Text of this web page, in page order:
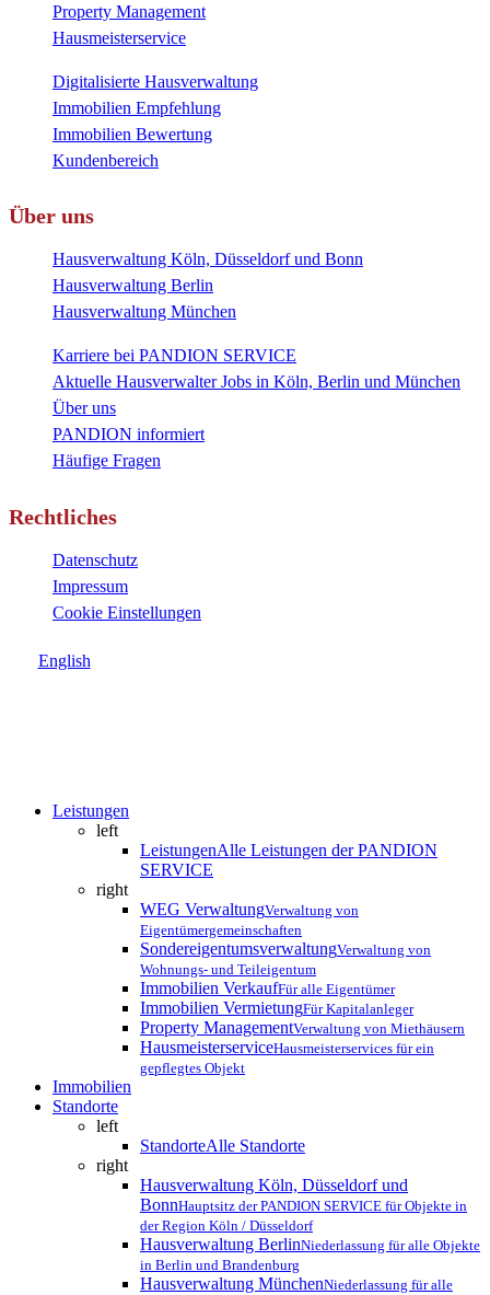
Property Management
Hausmeisterservice
Digitalisierte Hausverwaltung
Immobilien Empfehlung
Immobilien Bewertung
Kundenbereich
Über uns
Hausverwaltung Köln, Düsseldorf und Bonn
Hausverwaltung Berlin
Hausverwaltung München
Karriere bei PANDION SERVICE
Aktuelle Hausverwalter Jobs in Köln, Berlin und München
Über uns
PANDION informiert
Häufige Fragen
Rechtliches
Datenschutz
Impressum
Cookie Einstellungen
English
Close
Leistungen
left
LeistungenAlle Leistungen der PANDION
SERVICE
right
WEG VerwaltungVerwaltung von
Eigentümergemeinschaften
SondereigentumsverwaltungVerwaltung von
Wohnungs- und Teileigentum
Immobilien VerkaufFür alle Eigentümer
Immobilien VermietungFür Kapitalanleger
Property ManagementVerwaltung von Miethäusern
HausmeisterserviceHausmeisterservices für ein
gepflegtes Objekt
Immobilien
Standorte
left
StandorteAlle Standorte
right
Hausverwaltung Köln, Düsseldorf und
BonnHauptsitz der PANDION SERVICE für Objekte in
der Region Köln / Düsseldorf
Hausverwaltung BerlinNiederlassung für alle Objekte
in Berlin und Brandenburg
Hausverwaltung MünchenNiederlassung für alle